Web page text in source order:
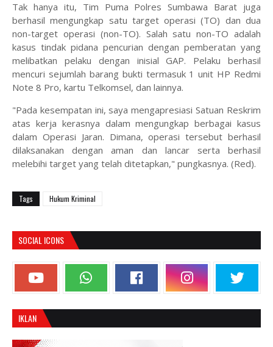
Tak hanya itu, Tim Puma Polres Sumbawa Barat juga
berhasil mengungkap satu target operasi (TO) dan dua
non-target operasi (non-TO). Salah satu non-TO adalah
kasus tindak pidana pencurian dengan pemberatan yang
melibatkan pelaku dengan inisial GAP. Pelaku berhasil
mencuri sejumlah barang bukti termasuk 1 unit HP Redmi
Note 8 Pro, kartu Telkomsel, dan lainnya.
"Pada kesempatan ini, saya mengapresiasi Satuan Reskrim
atas kerja kerasnya dalam mengungkap berbagai kasus
dalam Operasi Jaran. Dimana, operasi tersebut berhasil
dilaksanakan dengan aman dan lancar serta berhasil
melebihi target yang telah ditetapkan," pungkasnya. (Red).
Tags Hukum Kriminal
SOCIAL ICONS
IKLAN